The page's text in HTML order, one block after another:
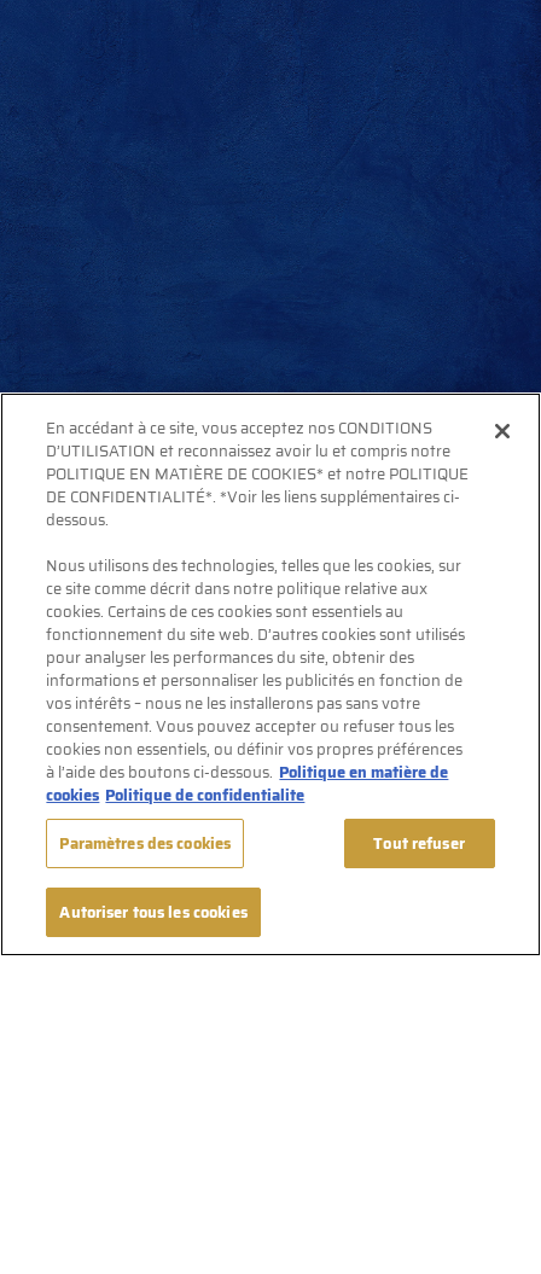
Suivez-nous sur Facebook
En accédant à ce site, vous acceptez nos CONDITIONS
D’UTILISATION et reconnaissez avoir lu et compris notre
POLITIQUE EN MATIÈRE DE COOKIES* et notre POLITIQUE
DE CONFIDENTIALITÉ*. *Voir les liens supplémentaires ci-
dessous.
Nous utilisons des technologies, telles que les cookies, sur
ce site comme décrit dans notre politique relative aux
cookies. Certains de ces cookies sont essentiels au
fonctionnement du site web. D’autres cookies sont utilisés
pour analyser les performances du site, obtenir des
informations et personnaliser les publicités en fonction de
vos intérêts – nous ne les installerons pas sans votre
consentement. Vous pouvez accepter ou refuser tous les
cookies non essentiels, ou définir vos propres préférences
à l’aide des boutons ci-dessous. Politique en matière de
cookies Politique de confidentialite
Paramètres des cookies
Tout refuser
Autoriser tous les cookies